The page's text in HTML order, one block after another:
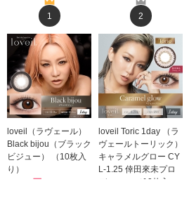
1
loveil（ラヴェール）
Black bijou（ブラック
ビジュー） （10枚入
り）
1,760円
2
loveil Toric 1day （ラ
ヴェールトーリック）
キャラメルグロー CY
L-1.25 倖田來未プロ
デュース （10枚入